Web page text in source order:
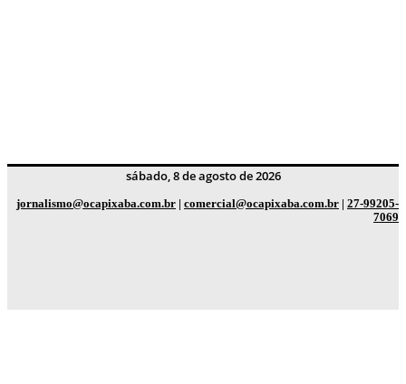
sábado, 8 de agosto de 2026
jornalismo@ocapixaba.com.br | comercial@ocapixaba.com.br | 27-99205-
7069